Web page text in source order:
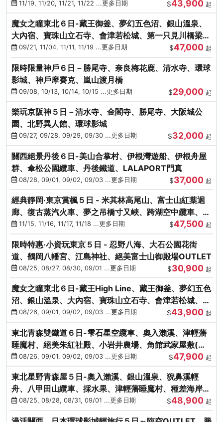
（青森／仙台）
11/19, 11/20, 11/21, 11/22 ...更多日期 $43,900 起
魔女之瞳東北６日-藏王御釜、夢幻五色沼、銀山溫泉、
大內宿、寶珠山立石寺、會津若松城、第一只見川橋梁、
燒肉吃到飽
09/21, 11/04, 11/11, 11/19 ...更多日期 $47,000 起
限時限量神戶６日－勝尾寺、奈良梅花鹿、清水寺、環球
影城、神戶摩賽克、嵐山渡月橋
09/08, 10/13, 10/14, 10/15 ...更多日期 $29,000 起
樂玩京阪神５日－清水寺、金閣寺、勝尾寺、大阪城公
園、北野異人館、環球影城
09/27, 09/28, 09/29, 09/30 ...更多日期 $32,000 起
關西絕景丹後６日-美山合掌村、伊根灣遊船、伊根舟屋
群、傘松公園纜車、丹後鐵道、LALAPORT門真
08/28, 09/01, 09/02, 09/03 ...更多日期 $37,000 起
經典靜岡‧東京賞楓５日 - 米其林高尾山、富士山紅葉迴
廊、復古蒸汽火車、夢之吊橋寸又峽、跨湖空中纜車、抹
茶體驗、三溪園
11/15, 11/16, 11/17, 11/18 ...更多日期 $47,500 起
限時特惠‧小資玩東京５日 - 忍野八海、大石公園花街
道、鶴岡八幡宮、江島神社、絕美富士山御殿場OUTLET
08/25, 08/27, 08/30, 09/01 ...更多日期 $30,900 起
魔女之瞳東北６日-藏王High Line、藏王御釜、夢幻五色
沼、銀山溫泉、大內宿、寶珠山立石寺、會津若松城、燒
肉吃到飽
08/26, 09/01, 09/02, 09/03 ...更多日期 $43,900 起
東北青森雙鐵道６日-雫石星空纜車、奧入瀨溪、津輕藩
睡魔村、絕美朱紅社殿、小岩井農場、角館武家屋敷(不
進免稅店)
08/26, 09/01, 09/02, 09/03 ...更多日期 $47,900 起
東北星野青森屋５日-奧入瀨溪、銀山溫泉、猊鼻溪輕
舟、八甲田山纜車、採水果、津輕藩睡魔村、種差海岸、
法式料理(不進免稅店)
08/25, 08/28, 08/31, 09/01 ...更多日期 $48,900 起